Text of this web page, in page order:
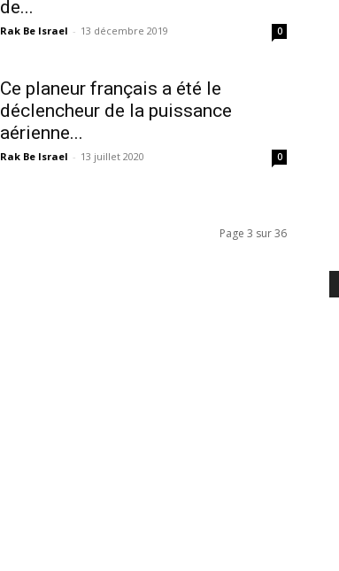
de...
Rak Be Israel - 13 décembre 2019 0
Ce planeur français a été le
déclencheur de la puissance
aérienne...
Rak Be Israel - 13 juillet 2020 0
Page 3 sur 36